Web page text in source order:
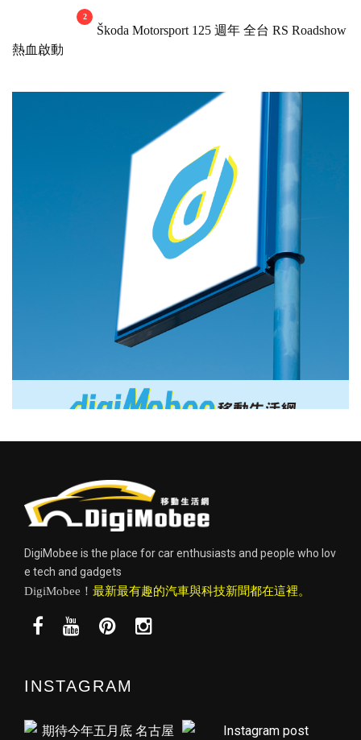
2
Škoda Motorsport 125 週年 全台 RS Roadshow
熱血啟動
DigiMobee is the place for car enthusiasts and people who lov
e tech and gadgets
DigiMobee！ 最新最有趣的汽車與科技新聞都在這裡。
INSTAGRAM